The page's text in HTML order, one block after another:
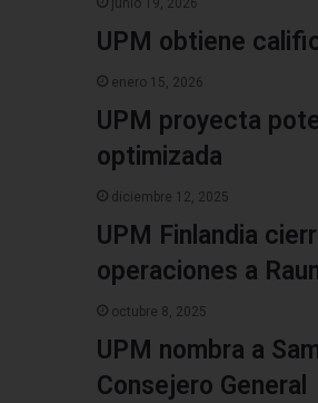
junio 19, 2026
UPM obtiene
enero 15, 2026
UPM proyecta
optimizada
diciembre 12, 2025
UPM Finlandia
operaciones a
octubre 8, 2025
UPM nombra a
Consejero General